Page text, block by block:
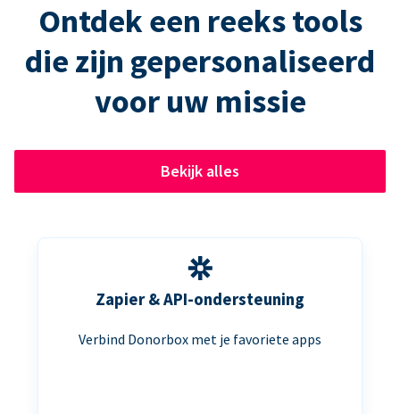
Ontdek een reeks tools
die zijn gepersonaliseerd
voor uw missie
Bekijk alles
Zapier & API-ondersteuning
Verbind Donorbox met je favoriete apps